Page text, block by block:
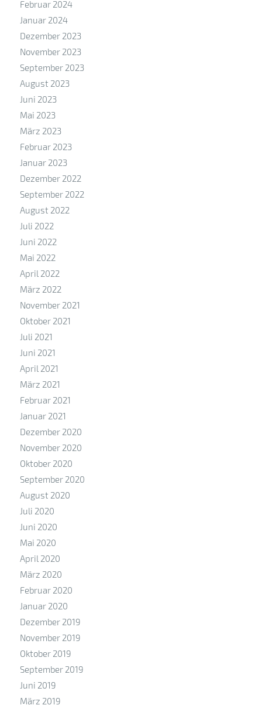
Februar 2024
Januar 2024
Dezember 2023
November 2023
September 2023
August 2023
Juni 2023
Mai 2023
März 2023
Februar 2023
Januar 2023
Dezember 2022
September 2022
August 2022
Juli 2022
Juni 2022
Mai 2022
April 2022
März 2022
November 2021
Oktober 2021
Juli 2021
Juni 2021
April 2021
März 2021
Februar 2021
Januar 2021
Dezember 2020
November 2020
Oktober 2020
September 2020
August 2020
Juli 2020
Juni 2020
Mai 2020
April 2020
März 2020
Februar 2020
Januar 2020
Dezember 2019
November 2019
Oktober 2019
September 2019
Juni 2019
März 2019